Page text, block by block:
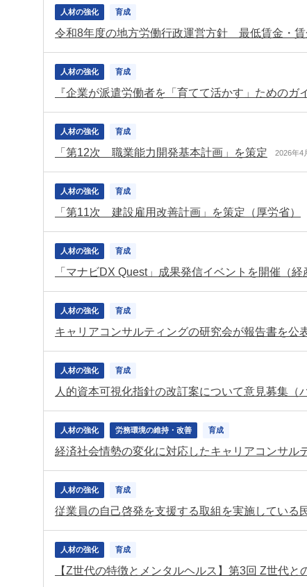
人材の強化 育成
人材の強化 育成
『企業が派遣労働者を「育てて活かす」ためのガ
人材の強化 育成
「第12次 職業能力開発基本計画」を策定 2026年4
人材の強化 育成
「第11次 建設雇用改善計画」を策定（厚労省）
人材の強化 育成
「マナビDX Quest」成果発信イベントを開催（経
人材の強化 育成
キャリアコンサルティングの研究会が報告書を公
人材の強化 育成
人的資本可視化指針の改訂案について意見募集（
人材の強化 労務環境の維持・改善 育成
経済社会情勢の変化に対応したキャリアコンサ
人材の強化 育成
人材の強化 育成
【Z世代の特徴とメンタルヘルス】第3回 Z世代